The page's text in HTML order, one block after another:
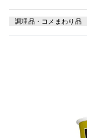
調理品・コメまわり品